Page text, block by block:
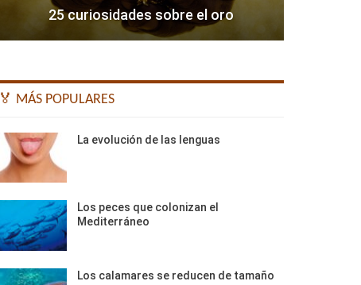
25 curiosidades sobre el oro
🏅 MÁS POPULARES
La evolución de las lenguas
Los peces que colonizan el
Mediterráneo
Los calamares se reducen de tamaño